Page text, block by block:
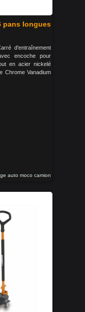
pans longues
d'entraînement
encoche pour
en acier nickelé
Chrome Vanadium
auto moco camion